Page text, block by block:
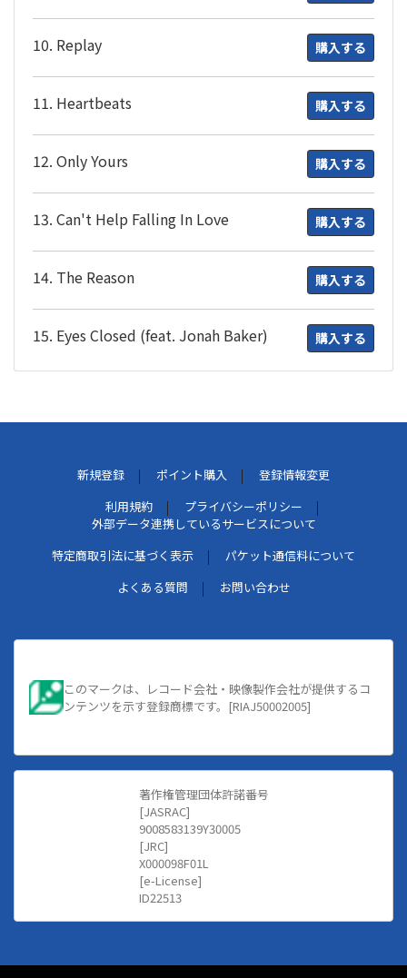
10. Replay 購入する
11. Heartbeats 購入する
12. Only Yours 購入する
13. Can't Help Falling In Love 購入する
14. The Reason 購入する
15. Eyes Closed (feat. Jonah Baker) 購入する
新規登録 ポイント購入
登録情報変更
利用規約
プライバシーポリシー
外部データ連携しているサービスについて
特定商取引法に基づく表示
パケット通信料について
よくある質問
お問い合わせ
このマークは、レコード会社・映像製作会社が提供するコ
ンテンツを示す登録商標です。[RIAJ50002005]
著作権管理団体許諾番号
[JASRAC]
9008583139Y30005
[JRC]
X000098F01L
[e-License]
ID22513